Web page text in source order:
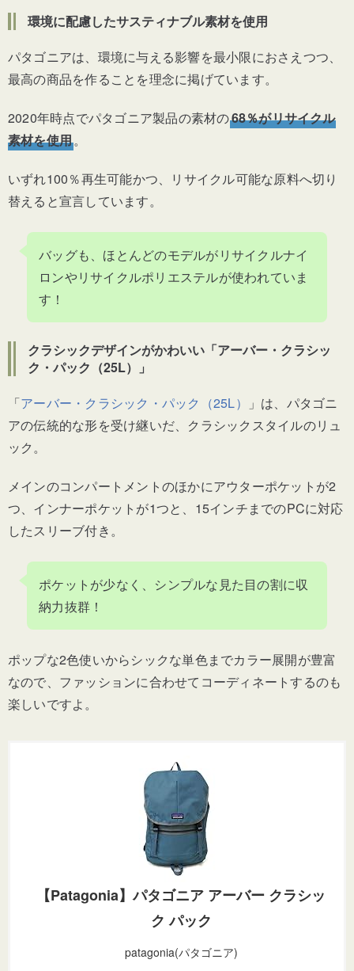
環境に配慮したサスティナブル素材を使用
パタゴニアは、環境に与える影響を最小限におさえつつ、
最高の商品を作ることを理念に掲げています。
2020年時点でパタゴニア製品の素材の68％がリサイクル
素材を使用。
いずれ100％再生可能かつ、リサイクル可能な原料へ切り
替えると宣言しています。
バッグも、ほとんどのモデルがリサイクルナイ
ロンやリサイクルポリエステルが使われていま
す！
クラシックデザインがかわいい「アーバー・クラシッ
ク・パック（25L）」
「アーバー・クラシック・パック（25L）
」は、パタゴニ
アの伝統的な形を受け継いだ、クラシックスタイルのリュ
ック。
メインのコンパートメントのほかにアウターポケットが2
つ、インナーポケットが1つと、15インチまでのPCに対応
したスリーブ付き。
ポケットが少なく、シンプルな見た目の割に収
納力抜群！
ポップな2色使いからシックな単色までカラー展開が豊富
なので、ファッションに合わせてコーディネートするのも
楽しいですよ。
【Patagonia】パタゴニア アーバー クラシッ
ク パック
patagonia(パタゴニア)